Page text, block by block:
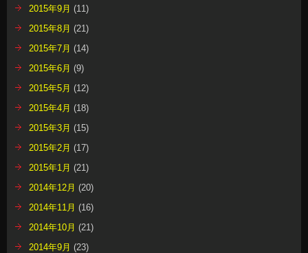
2015年9月 (11)
2015年8月 (21)
2015年7月 (14)
2015年6月 (9)
2015年5月 (12)
2015年4月 (18)
2015年3月 (15)
2015年2月 (17)
2015年1月 (21)
2014年12月 (20)
2014年11月 (16)
2014年10月 (21)
2014年9月 (23)